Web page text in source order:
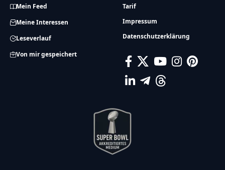
Mein Feed
Meine Interessen
Leseverlauf
Von mir gespeichert
Tarif
Impressum
Datenschutzerklärung